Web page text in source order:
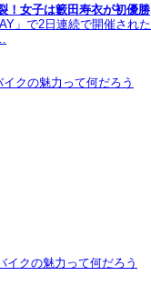
！女子は籔田寿衣が初優勝
」で2日連続で開催された
クの魅力って何だろう
イクの魅力って何だろう